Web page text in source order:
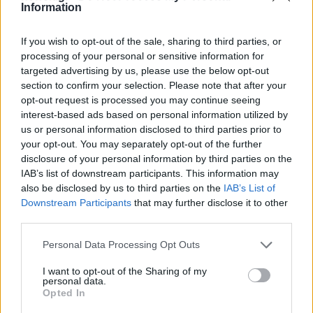
Information
If you wish to opt-out of the sale, sharing to third parties, or
processing of your personal or sensitive information for
targeted advertising by us, please use the below opt-out
section to confirm your selection. Please note that after your
opt-out request is processed you may continue seeing
interest-based ads based on personal information utilized by
us or personal information disclosed to third parties prior to
your opt-out. You may separately opt-out of the further
disclosure of your personal information by third parties on the
IAB’s list of downstream participants. This information may
also be disclosed by us to third parties on the IAB’s List of
Downstream Participants that may further disclose it to other
Please note that this website/app uses one or more Google
not limited to your visit or usage behaviour. You may click to
grant or deny consent to Google and its third-party tags to
use your data for below specified purposes in below Google
Personal Data Processing Opt Outs
I want to opt-out of the Sharing of my
personal data.
Opted In
φωνή της μεταπολίτευσης
3φωτογραφία για την επέτειο θανάτου της
αδελφής του, Λένας
4Ποιος είναι ο ελληνοκύπριος Sir Ντέμης
Χασάμπης: Από το σκάκι, στο Νόμπελ
Χημείας και στο «τιμόνι» της AI της Google
5Το πολωμένο μελτέμι που τροφοδότησε τις
φωτιές σε Αττική και Βοιωτία: «Από τα
ισχυρότερα επεισόδια των τελευταίων 50
χρόνων»
Πιο σχολιασμένα
για την ηλεκτρική διασύνδεση Ελλάδας –
είσοδος της Meridiam στην GSI
Canadair 515: Οι πρώτες εικόνες από την